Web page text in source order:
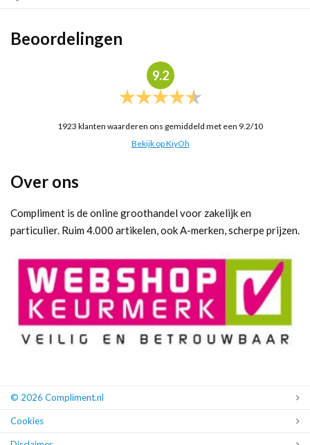
Beoordelingen
9.2
1923 klanten waarderen ons gemiddeld met een 9.2/10
Bekijk op KiyOh
Over ons
Compliment is de online groothandel voor zakelijk en
particulier. Ruim 4.000 artikelen, ook A-merken, scherpe prijzen.
© 2026 Compliment.nl
Cookies